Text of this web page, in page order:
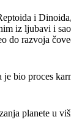
i
iz ljubavi i
do razvoja
bio proces
planete u